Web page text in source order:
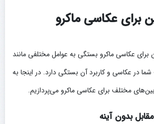
برای عکاسی ماکرو
برای عکاسی ماکرو بستگی به عوامل مختلفی مانند
در عکاسی و کاربرد آن بستگی دارد. در اینجا به
مختلف برای عکاسی ماکرو می‌پردازیم.